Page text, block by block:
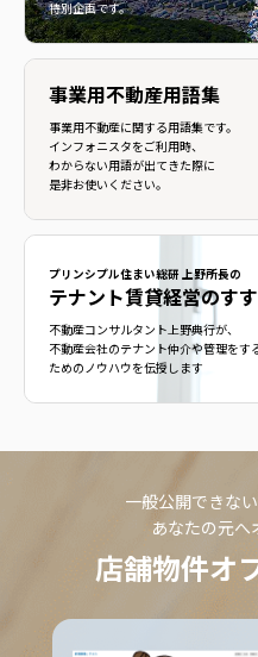
特別企画です。
事業用不動産用語集
事業用不動産に関する用語集です。
インフォニスタをご利用時、
わからない用語が出てきた際に
是非お使いください。
プリンシプル住まい総研 上野所長の
テナント賃貸経営のす
不動産コンサルタント上野典行が、
不動産会社のテナント仲介や管理をす
ためのノウハウを伝授します
一般公開できな
あなたの元へ
店舗物件オ